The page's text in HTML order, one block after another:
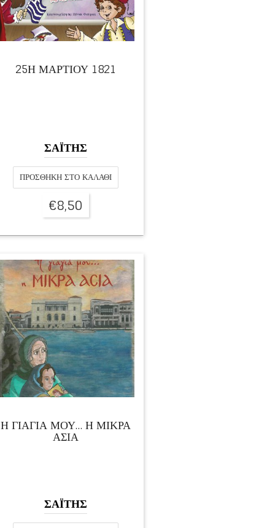
25Η ΜΑΡΤΙΟΥ 1821
ΣΑΪΤΗΣ
ΠΡΟΣΘΉΚΗ ΣΤΟ ΚΑΛΆΘΙ
€8,50
Η ΓΙΑΓΙΑ ΜΟΥ… Η ΜΙΚΡΑ
ΑΣΙΑ
ΣΑΪΤΗΣ